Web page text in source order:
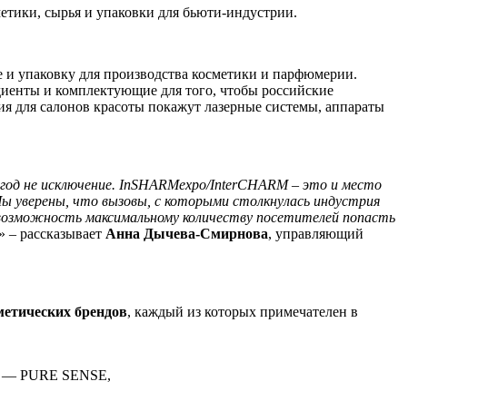
сырья и упаковки для бьюти-индустрии.
и упаковку для производства косметики и парфюмерии.
и комплектующие для того, чтобы российские
для салонов красоты покажут лазерные системы, аппараты
не исключение. InSHARMexpo/InterCHARM – это и место
уверены, что вызовы, с которыми столкнулась индустрия
максимальному количеству посетителей попасть
» – рассказывает Анна Дычева-Смирнова, управляющий
брендов, каждый из которых примечателен в
— PURE SENSE,